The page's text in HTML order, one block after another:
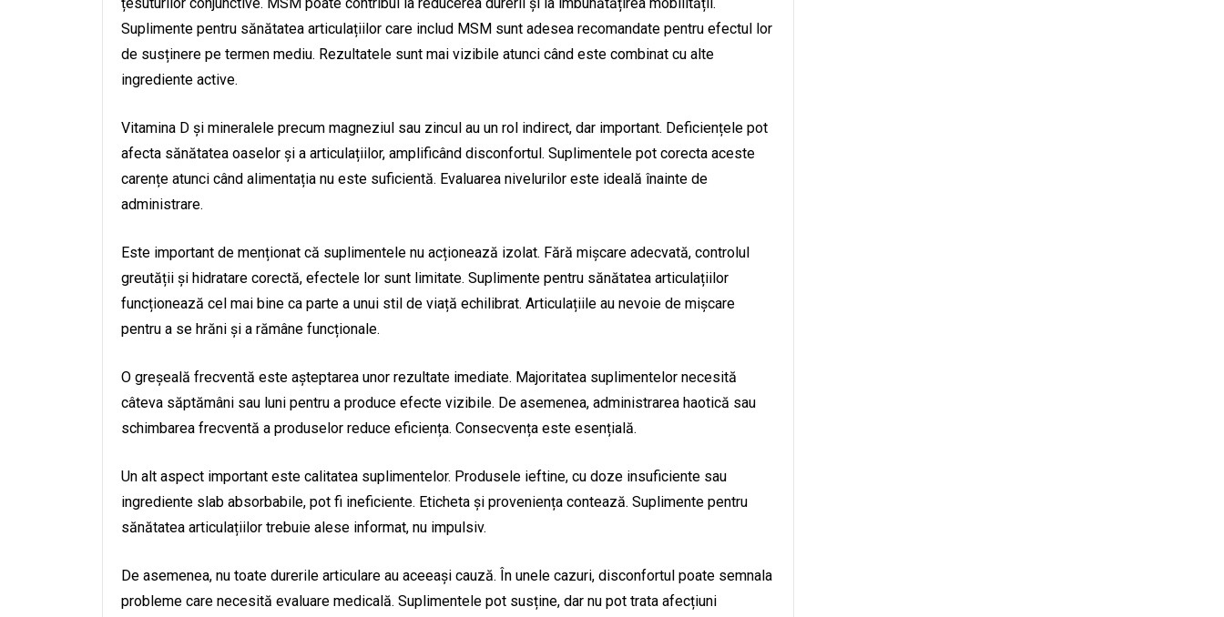
Suplimente pentru sănătatea articulațiilor care includ MSM sunt adesea recomandate pentru efectul lor
de susținere pe termen mediu. Rezultatele sunt mai vizibile atunci când este combinat cu alte
ingrediente active.
Vitamina D și mineralele precum magneziul sau zincul au un rol indirect, dar important. Deficiențele pot
afecta sănătatea oaselor și a articulațiilor, amplificând disconfortul. Suplimentele pot corecta aceste
carențe atunci când alimentația nu este suficientă. Evaluarea nivelurilor este ideală înainte de
administrare.
Este important de menționat că suplimentele nu acționează izolat. Fără mișcare adecvată, controlul
greutății și hidratare corectă, efectele lor sunt limitate. Suplimente pentru sănătatea articulațiilor
funcționează cel mai bine ca parte a unui stil de viață echilibrat. Articulațiile au nevoie de mișcare
pentru a se hrăni și a rămâne funcționale.
O greșeală frecventă este așteptarea unor rezultate imediate. Majoritatea suplimentelor necesită
câteva săptămâni sau luni pentru a produce efecte vizibile. De asemenea, administrarea haotică sau
schimbarea frecventă a produselor reduce eficiența. Consecvența este esențială.
Un alt aspect important este calitatea suplimentelor. Produsele ieftine, cu doze insuficiente sau
ingrediente slab absorbabile, pot fi ineficiente. Eticheta și proveniența contează. Suplimente pentru
sănătatea articulațiilor trebuie alese informat, nu impulsiv.
De asemenea, nu toate durerile articulare au aceeași cauză. În unele cazuri, disconfortul poate semnala
probleme care necesită evaluare medicală. Suplimentele pot susține, dar nu pot trata afecțiuni